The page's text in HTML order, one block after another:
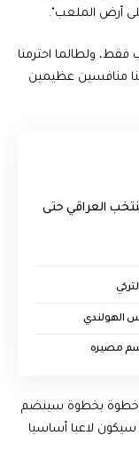
أرض الملعب".
ولطالما احترمنا
منافسين عظيمين
العراقي حتى
الهولندي
خطوة بخطوة سينضم
لاعبا أساسيا